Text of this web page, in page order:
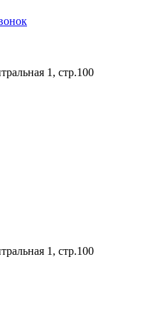
1, стр.100
1, стр.100